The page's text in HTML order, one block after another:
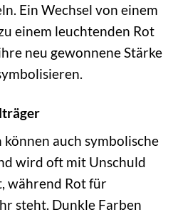
Ein Wechsel von einem
einem leuchtenden Rot
neu gewonnene Stärke
auch symbolische
wird oft mit Unschuld
während Rot für
steht. Dunkle Farben